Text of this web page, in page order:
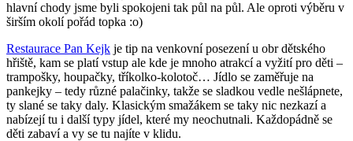
hlavní chody jsme byli spokojeni tak půl na půl. Ale oproti výběru v
širším okolí pořád topka :o)
Restaurace Pan Kejk je tip na venkovní posezení u obr dětského
hřiště, kam se platí vstup ale kde je mnoho atrakcí a vyžití pro děti –
trampošky, houpačky, tříkolko-kolotoč… Jídlo se zaměřuje na
pankejky – tedy různé palačinky, takže se sladkou vedle nešlápnete,
ty slané se taky daly. Klasickým smažákem se taky nic nezkazí a
nabízejí tu i další typy jídel, které my neochutnali. Každopádně se
děti zabaví a vy se tu najíte v klidu.